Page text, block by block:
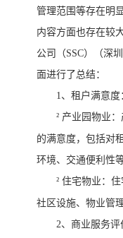
管理范围等存在明
内容方面也存在较
公司（SSC）（深
面进行了总结：
1、 租户满意度
² 产业园物业
的满意度，包括对
环境、交通便利性
² 住宅物业：住
社区设施、物业管
2、 商业服务评